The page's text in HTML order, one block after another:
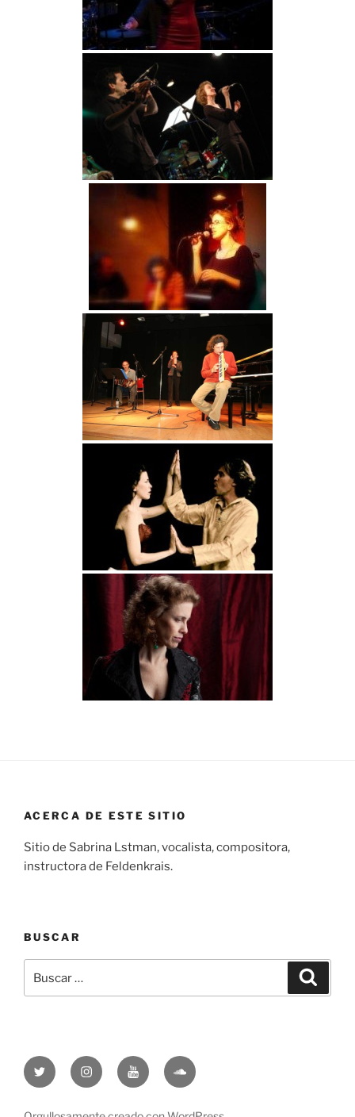
ACERCA DE ESTE SITIO
Sitio de Sabrina Lstman, vocalista, compositora,
instructora de Feldenkrais.
BUSCAR
por:
Twitter InstagramYouTube SoundCloud